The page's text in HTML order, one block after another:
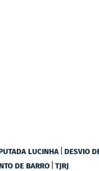
LUCINHA | DESVIO
DE BARRO |TJRJ